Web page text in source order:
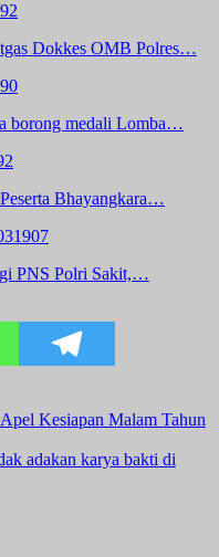
Dokkes OMB Polres…
borong medali Lomba…
Bhayangkara…
PNS Polri Sakit,…
Kesiapan Malam Tahun
adakan karya bakti di